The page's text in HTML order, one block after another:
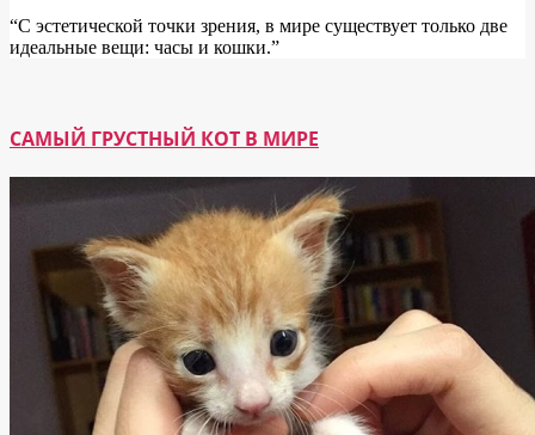
“С эстетической точки зрения, в мире существует только две
идеальные вещи: часы и кошки.”
САМЫЙ ГРУСТНЫЙ КОТ В МИРЕ